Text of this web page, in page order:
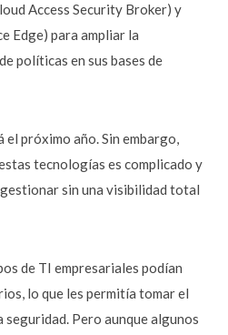
Access Security Broker) y
Edge) para ampliar la
políticas en sus bases de
el próximo año. Sin embargo,
tecnologías es complicado y
sin una visibilidad total
de TI empresariales podían
lo que les permitía tomar el
Pero aunque algunos